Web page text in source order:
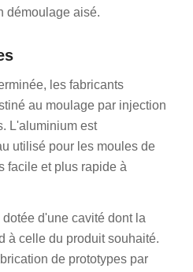
démoulage aisé.
les fabricants
au moulage par injection
L'aluminium est
utilisé pour les moules de
facile et plus rapide à
d'une cavité dont la
à celle du produit souhaité.
de prototypes par